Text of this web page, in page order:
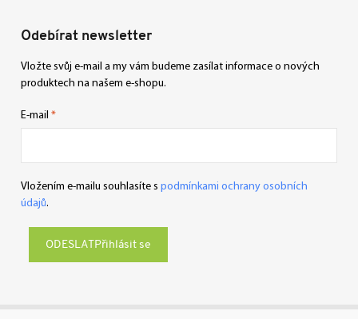
Odebírat newsletter
Vložte svůj e-mail a my vám budeme zasílat informace o nových
produktech na našem e-shopu.
E-mail
Vložením e-mailu souhlasíte s podmínkami ochrany osobních
údajů.
Přihlásit se